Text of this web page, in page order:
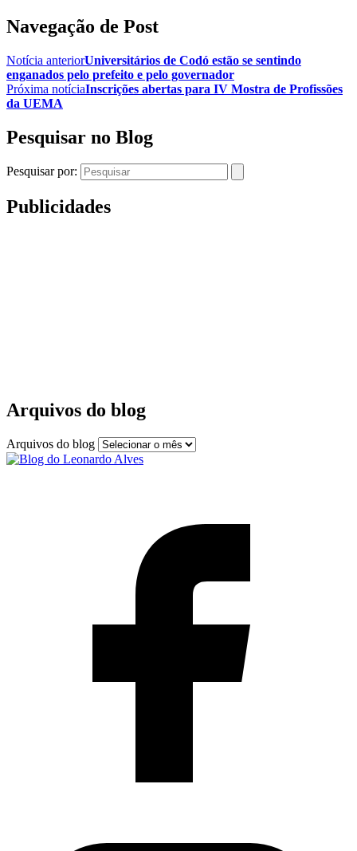
Navegação de Post
Notícia anteriorUniversitários de Codó estão se sentindo
enganados pelo prefeito e pelo governador
Próxima notíciaInscrições abertas para IV Mostra de Profissões
da UEMA
Pesquisar no Blog
Pesquisar por:
Publicidades
Arquivos do blog
Arquivos do blog